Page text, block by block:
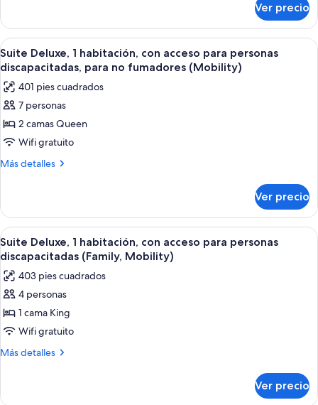
1
cama
King
size,
para
no
fumadores
estudio
de
lujo,
1
King
size,
no
fumadores
Ver precio
Abrir
todas
las
fotos
de
Suite
Deluxe,
1
acceso
para
personas
discapacitadas,
para
no
fumadores
(Mobility)
Habitación de hotel con dos camas,
4
Suite Deluxe, 1 habitación, con acceso para personas
discapacitadas, para no fumadores (Mobility)
401 pies cuadrados
7 personas
2 camas Queen
Wifi gratuito
Más detalles
Más
Deluxe,
habitación,
con
acceso
para
personas
discapacitadas,
para
no
(Mobility)
Ver precio
Abrir
todas
las
fotos
de
Suite
Deluxe,
1
acceso
Suite Deluxe, 1 habitación, con
4
Suite Deluxe, 1 habitación, con acceso para personas
discapacitadas (Family, Mobility)
403 pies cuadrados
4 personas
1 cama King
Wifi gratuito
Más detalles
Más
Ver precio